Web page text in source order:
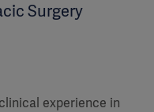
Surgery
experience in